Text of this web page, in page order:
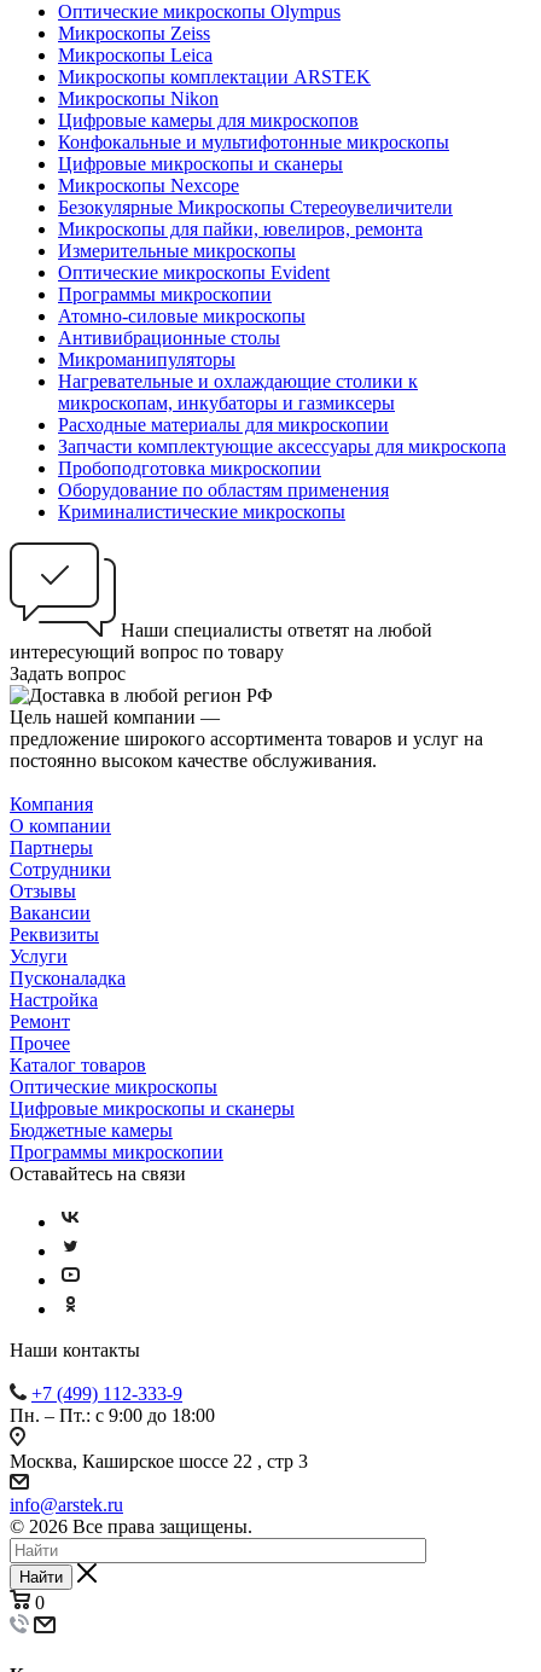
Оптические микроскопы Olympus
Микроскопы Zeiss
Микроскопы Leica
Микроскопы комплектации ARSTEK
Микроскопы Nikon
Цифровые камеры для микроскопов
Конфокальные и мультифотонные микроскопы
Цифровые микроскопы и сканеры
Микроскопы Nexcope
Безокулярные Микроскопы Стереоувеличители
Микроскопы для пайки, ювелиров, ремонта
Измерительные микроскопы
Оптические микроскопы Evident
Программы микроскопии
Атомно-силовые микроскопы
Антивибрационные столы
Микроманипуляторы
Нагревательные и охлаждающие столики к
микроскопам, инкубаторы и газмиксеры
Расходные материалы для микроскопии
Запчасти комплектующие аксессуары для микроскопа
Пробоподготовка микроскопии
Оборудование по областям применения
Криминалистические микроскопы
Наши специалисты ответят на любой
интересующий вопрос по товару
Задать вопрос
Цель нашей компании —
предложение широкого ассортимента товаров и услуг на
постоянно высоком качестве обслуживания.
Компания
О компании
Партнеры
Сотрудники
Отзывы
Вакансии
Реквизиты
Услуги
Пусконаладка
Настройка
Ремонт
Прочее
Каталог товаров
Оптические микроскопы
Цифровые микроскопы и сканеры
Бюджетные камеры
Программы микроскопии
Оставайтесь на связи
Наши контакты
+7 (499) 112-333-9
Пн. – Пт.: с 9:00 до 18:00
Москва, Каширское шоссе 22 , стр 3
info@arstek.ru
© 2026 Все права защищены.
Найти
0